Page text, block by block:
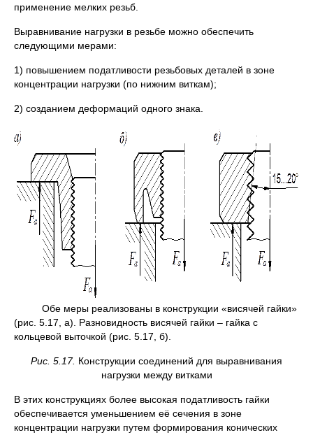
применение мелких резьб.
Выравнивание нагрузки в резьбе можно обеспечить
следующими мерами:
1) повышением податливости резьбовых деталей в зоне
концентрации нагрузки (по нижним виткам);
2) созданием деформаций одного знака.
Обе меры реализованы в конструкции «висячей гайки»
(рис. 5.17, а). Разновидность висячей гайки – гайка с
кольцевой выточкой (рис. 5.17, б).
Рис. 5.17. Конструкции соединений для выравнивания
нагрузки между витками
В этих конструкциях более высокая податливость гайки
обеспечивается уменьшением её сечения в зоне
концентрации нагрузки путем формирования конических